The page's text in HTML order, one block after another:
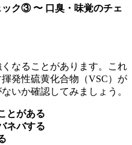
ク③ 〜 口臭・味覚のチェ
なることがあります。これ
発性硫黄化合物（VSC）が
いか確認してみましょう。
とがある
ネバする